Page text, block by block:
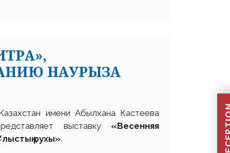
НАУРЫЗА
имени Абылхана Кастеева
выставку «Весенняя
рухы».